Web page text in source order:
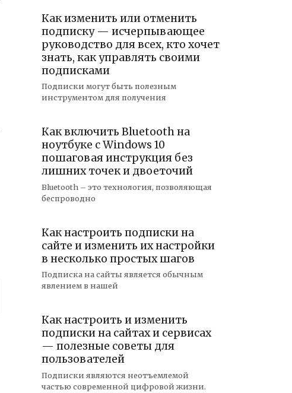
Как изменить или отменить
подписку — исчерпывающее
руководство для всех, кто хочет
знать, как управлять своими
подписками
Подписки могут быть полезным
инструментом для получения
Как включить Bluetooth на
ноутбуке с Windows 10
пошаговая инструкция без
лишних точек и двоеточий
Bluetooth – это технология, позволяющая
беспроводно
Как настроить подписки на
сайте и изменить их настройки
в несколько простых шагов
Подписка на сайты является обычным
явлением в нашей
Как настроить и изменить
подписки на сайтах и сервисах
— полезные советы для
пользователей
Подписки являются неотъемлемой
частью современной цифровой жизни.